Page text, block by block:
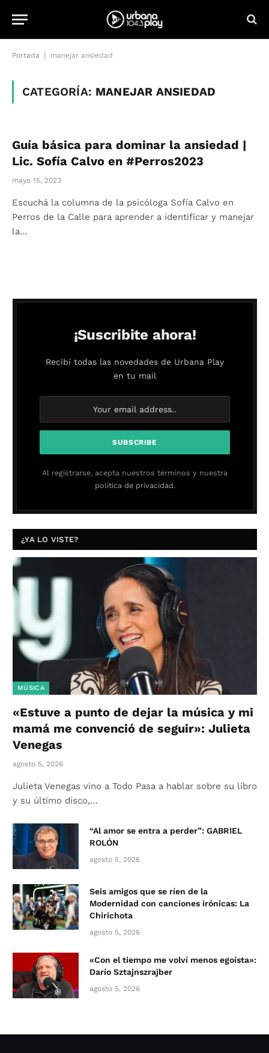
Portada manejar ansiedad
CATEGORÍA: MANEJAR ANSIEDAD
Guía básica para dominar la ansiedad |
Lic. Sofía Calvo en #Perros2023
mayo 15, 2023
Escuchá la columna de la psicóloga Sofía Calvo en
Perros de la Calle para aprender a identificar y manejar
la…
¡Suscribite ahora!
Recibí todas las novedades de Urbana Play
en tu mail
Al registrarse, acepta nuestros términos y nuestra
política de privacidad.
¿YA LO VISTE?
MÚSICA
«Estuve a punto de dejar la música y mi
mamá me convenció de seguir»: Julieta
Venegas
agosto 5, 2026
Julieta Venegas vino a Todo Pasa a hablar sobre su libro
y su último disco,…
“Al amor se entra a perder”: GABRIEL
ROLÓN
agosto 5, 2026
Seis amigos que se ríen de la
Modernidad con canciones irónicas: La
Chirichota
agosto 5, 2026
«Con el tiempo me volví menos egoísta»:
Darío Sztajnszrajber
agosto 5, 2026